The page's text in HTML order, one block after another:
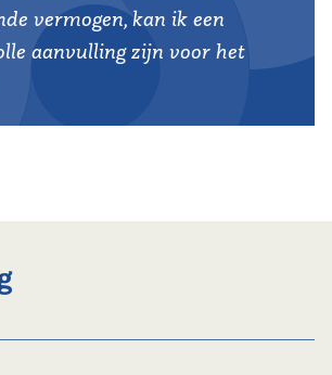
vermogen, kan ik een
aanvulling zijn voor het